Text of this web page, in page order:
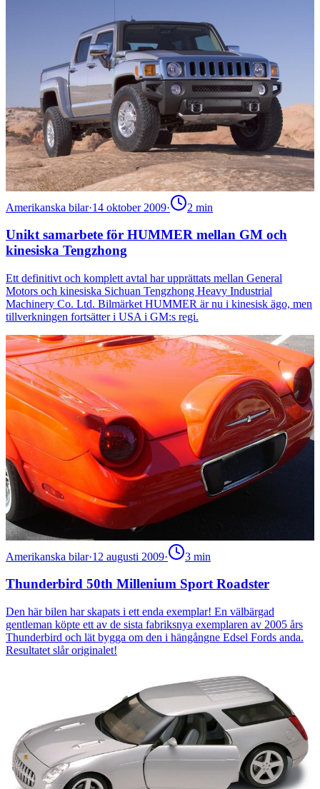
Amerikanska bilar·14 oktober 2009· 2 min
Unikt samarbete för HUMMER mellan GM och
kinesiska Tengzhong
Ett definitivt och komplett avtal har upprättats mellan General
Motors och kinesiska Sichuan Tengzhong Heavy Industrial
Machinery Co. Ltd. Bilmärket HUMMER är nu i kinesisk ägo, men
tillverkningen fortsätter i USA i GM:s regi.
Amerikanska bilar·12 augusti 2009· 3 min
Thunderbird 50th Millenium Sport Roadster
Den här bilen har skapats i ett enda exemplar! En välbärgad
gentleman köpte ett av de sista fabriksnya exemplaren av 2005 års
Thunderbird och lät bygga om den i hängångne Edsel Fords anda.
Resultatet slår originalet!